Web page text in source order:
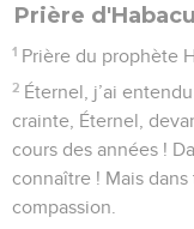
Prière
1 Prière du prophète
2 Éternel, j’ai
crainte, Éternel,
cours des années !
connaître ! Mais
compassion.